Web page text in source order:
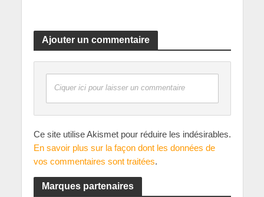
Ajouter un commentaire
Ciquer ici pour laisser un commentaire
Ce site utilise Akismet pour réduire les indésirables.
En savoir plus sur la façon dont les données de
vos commentaires sont traitées.
Marques partenaires